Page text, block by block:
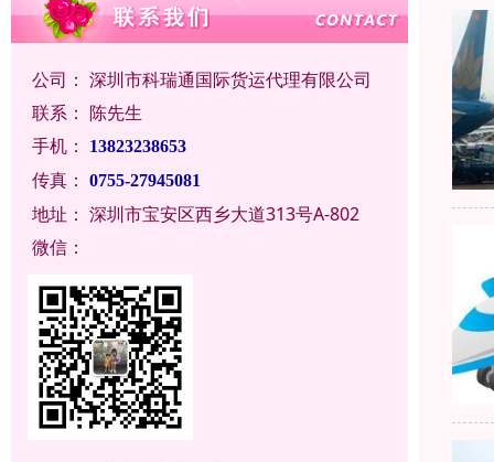
公司： 深圳市科瑞通国际货运代理有限公司
联系： 陈先生
手机：
13823238653
传真： 0755-27945081
地址： 深圳市宝安区西乡大道313号A-802
微信：